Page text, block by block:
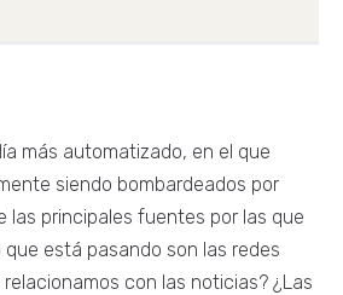
más automatizado, en el que
siendo bombardeados por
las principales fuentes por las que
está pasando son las redes
con las noticias? ¿Las